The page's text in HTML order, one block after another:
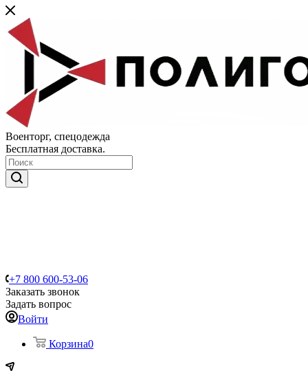
Военторг, спецодежда
Бесплатная доставка.
+7 800 600-53-06
Заказать звонок
Задать вопрос
Войти
Корзина0